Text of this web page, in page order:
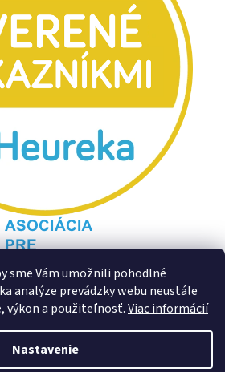
sme Vám umožnili pohodlné
analýze prevádzky webu neustále
výkon a použiteľnosť.Viac informácií
Nastavenie